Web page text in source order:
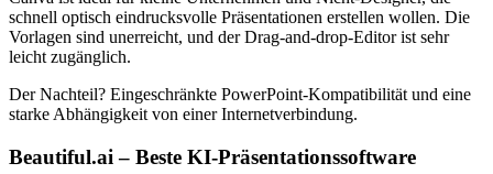
schnell optisch eindrucksvolle Präsentationen erstellen wollen. Die
Vorlagen sind unerreicht, und der Drag-and-drop-Editor ist sehr
leicht zugänglich.
Der Nachteil? Eingeschränkte PowerPoint-Kompatibilität und eine
starke Abhängigkeit von einer Internetverbindung.
Beautiful.ai – Beste KI-Präsentationssoftware